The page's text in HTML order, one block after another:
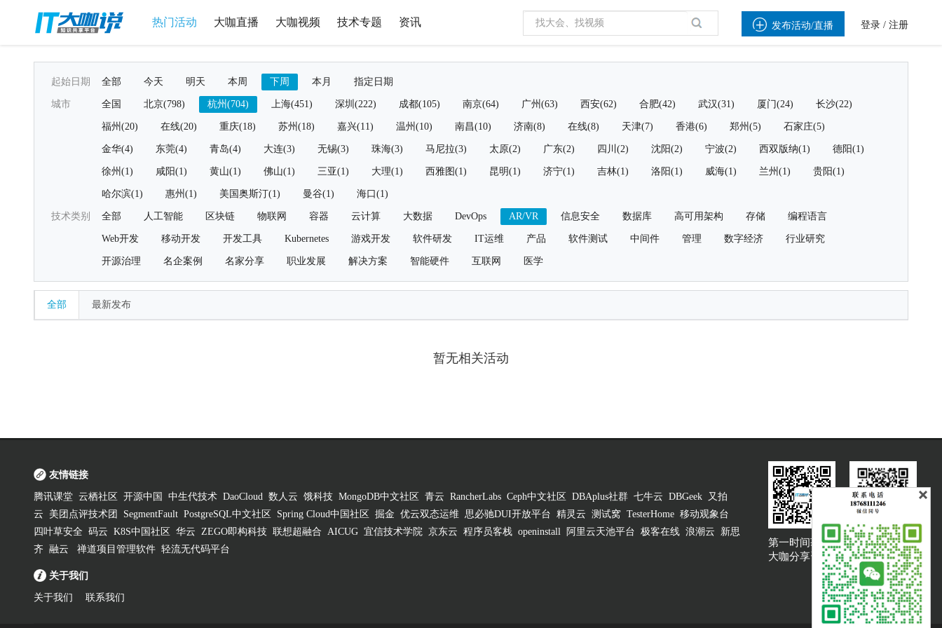
热门活动 大咖直播 大咖视频 技术专题 资讯  发布活动/直播 登录 / 注册
起始日期 全部 今天 明天 本周 下周 本月 指定日期
城市 全国 北京(798) 杭州(704) 上海(451) 深圳(222) 成都(105) 南京(64) 广州(63) 西安(62) 合肥(42) 武汉(31) 厦门(24) 长沙(22)
福州(20) 在线(20) 重庆(18) 苏州(18) 嘉兴(11) 温州(10) 南昌(10) 济南(8) 在线(8) 天津(7) 香港(6) 郑州(5) 石家庄(5)
金华(4) 东莞(4) 青岛(4) 大连(3) 无锡(3) 珠海(3) 马尼拉(3) 太原(2) 广东(2) 四川(2) 沈阳(2) 宁波(2) 西双版纳(1) 德阳(1)
徐州(1) 咸阳(1) 黄山(1) 佛山(1) 三亚(1) 大理(1) 西雅图(1) 昆明(1) 济宁(1) 吉林(1) 洛阳(1) 威海(1) 兰州(1) 贵阳(1)
哈尔滨(1) 惠州(1) 美国奥斯汀(1) 曼谷(1) 海口(1)
技术类别 全部 人工智能 区块链 物联网 容器 云计算 大数据 DevOps AR/VR 信息安全 数据库 高可用架构 存储 编程语言
Web开发 移动开发 开发工具 Kubernetes 游戏开发 软件研发 IT运维 产品 软件测试 中间件 管理 数字经济 行业研究
开源治理 名企案例 名家分享 职业发展 解决方案 智能硬件 互联网 医学
全部 最新发布
暂无相关活动
友情链接
腾讯课堂 云栖社区 开源中国 中生代技术 DaoCloud 数人云 饿科技 MongoDB中文社区 青云 RancherLabs Ceph中文社区 DBAplus社群 七牛云 DBGeek
又拍
云
美团点评技术团 SegmentFault PostgreSQL中文社区 Spring Cloud中国社区 掘金 优云双态运维 思必驰DUI开放平台 精灵云 测试窝 TesterHome 移动观象台
四叶草安全 码云 K8S中国社区 华云 ZEGO即构科技 联想超融合 AICUG 宜信技术学院 京东云 程序员客栈 openinstall 阿里云天池平台 极客在线 浪潮云
新思
齐 融云 禅道项目管理软件 轻流无代码平台
关于我们
关于我们 联系我们
第一时间获取
大咖分享资讯
大咖说吐槽客服